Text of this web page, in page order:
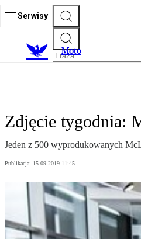
Serwisy
Moto
Zdjęcie tygodnia:
Jeden z 500 wyprodukowanych
Publikacja: 15.09.2019 11:45